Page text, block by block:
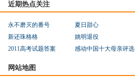
近期热点关注
永不磨灭的番号 夏日甜心
新还珠格格
姚明退役
2011高考试题答案
感动中国十大母亲评选
网站地图